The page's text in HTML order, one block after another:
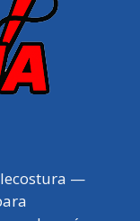
—